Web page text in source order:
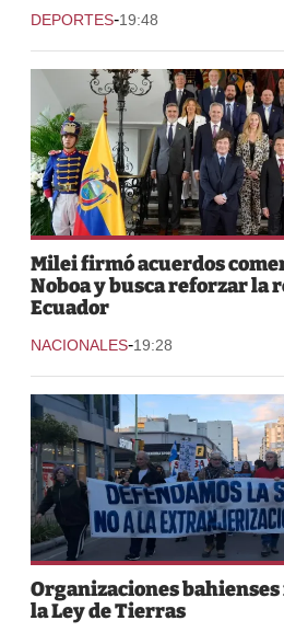
DEPORTES-19:48
Milei firmó acuerdos
Noboa y busca reforzar la
Ecuador
NACIONALES-19:28
Organizaciones
la Ley de Tierras